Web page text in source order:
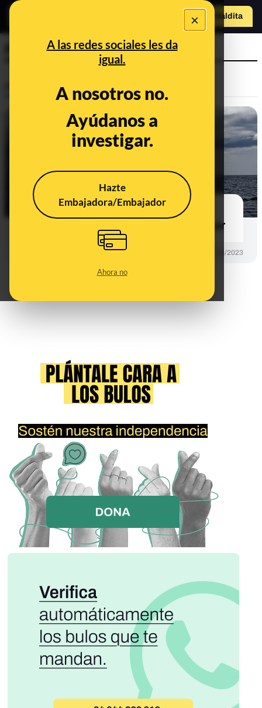
×
A las redes sociales les da
igual.
A nosotros no.
Ayúdanos a
investigar.
Hazte
Embajadora/Embajador
Ahora no
Hazte Maldita
Protección temporal
Cómo protegerse de las lluvias y
tormentas que trae la borrasca Óscar
05/06/2023